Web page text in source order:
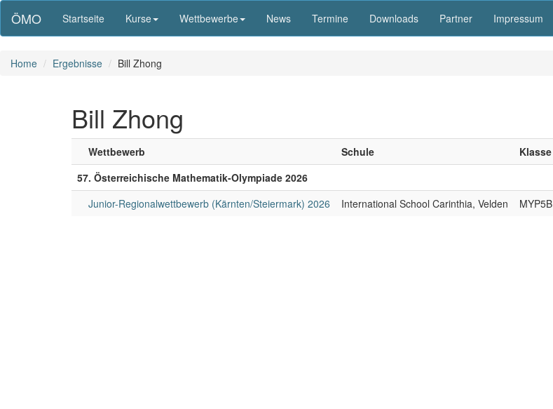
ÖMO Startseite Kurse Wettbewerbe News Termine Downloads Partner Impressum
Home Ergebnisse Bill Zhong
Bill Zhong
Wettbewerb Schule Klasse
57. Österreichische Mathematik-Olympiade 2026
Junior-Regionalwettbewerb (Kärnten/Steiermark) 2026
International School Carinthia, Velden MYP5B